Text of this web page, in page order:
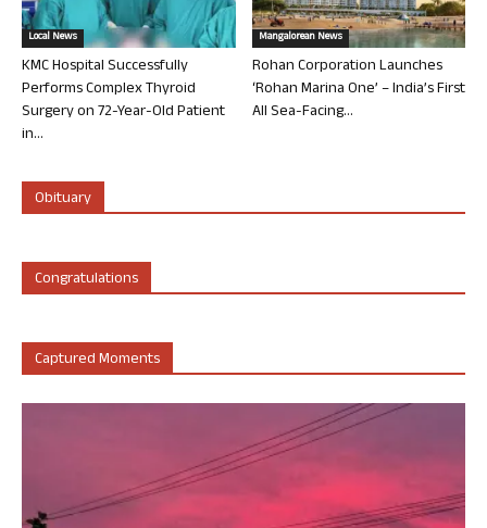
Local News
KMC Hospital Successfully
Performs Complex Thyroid
Surgery on 72-Year-Old Patient
in...
Mangalorean News
Rohan Corporation Launches
‘Rohan Marina One’ – India’s First
All Sea-Facing...
Obituary
Congratulations
Captured Moments